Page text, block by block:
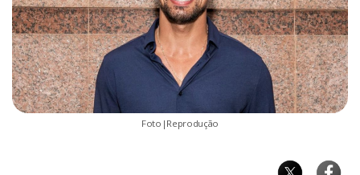
Foto|Reprodução